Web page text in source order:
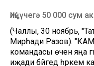
Җиңүчегә 50 000 сум
(Чаллы, 30 ноябрь,
Мирһади Разов).
командасы өчен яңа
иҗади бәйгедә һәркем